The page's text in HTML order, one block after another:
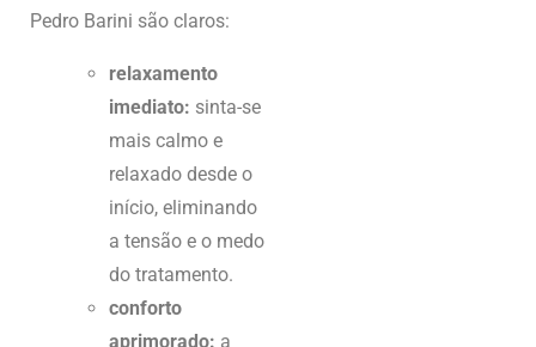
Pedro Barini são claros:
relaxamento
imediato: sinta-se
mais calmo e
relaxado desde o
início, eliminando
a tensão e o medo
do tratamento.
conforto
aprimorado: a